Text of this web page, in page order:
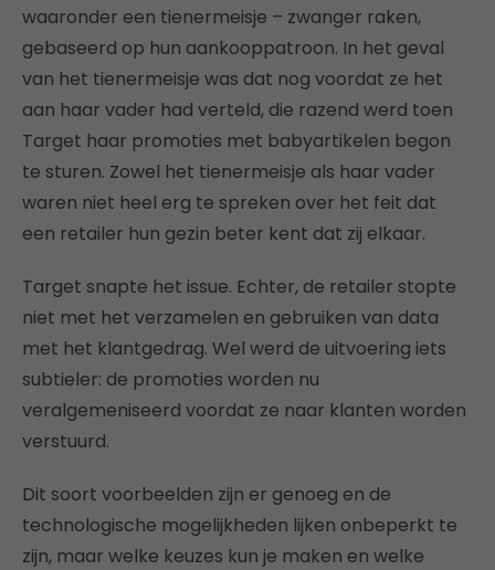
waaronder een tienermeisje – zwanger raken,
gebaseerd op hun aankooppatroon. In het geval
van het tienermeisje was dat nog voordat ze het
aan haar vader had verteld, die razend werd toen
Target haar promoties met babyartikelen begon
te sturen. Zowel het tienermeisje als haar vader
waren niet heel erg te spreken over het feit dat
een retailer hun gezin beter kent dat zij elkaar.
Target snapte het issue. Echter, de retailer stopte
niet met het verzamelen en gebruiken van data
met het klantgedrag. Wel werd de uitvoering iets
subtieler: de promoties worden nu
veralgemeniseerd voordat ze naar klanten worden
verstuurd.
Dit soort voorbeelden zijn er genoeg en de
technologische mogelijkheden lijken onbeperkt te
zijn, maar welke keuzes kun je maken en welke